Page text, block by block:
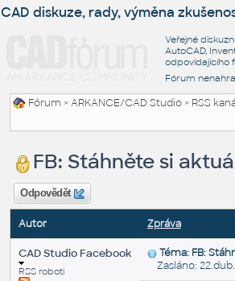
CAD diskuze, rady, výměna
Veřejné
AutoCAD,
odpovídajícího
Fórum
Fórum >ARKANCE/CAD Studio> RSS
FB: Stáhněte si
Odpovědět
Autor Zpráva
CAD Studio Facebook
RSS roboti
Téma: FB:
Zasláno: